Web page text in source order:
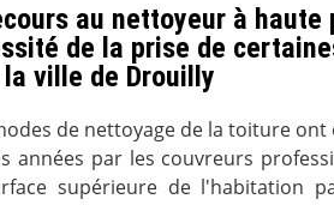
au nettoyeur à haute
de la prise de
ville de Drouilly
de nettoyage de la toiture ont
années par les couvreurs
supérieure de l'habitation